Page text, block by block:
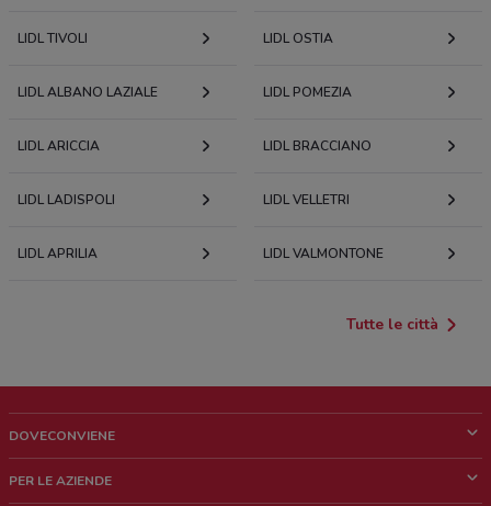
LIDL TIVOLI LIDL OSTIA
LIDL ALBANO LAZIALE LIDL POMEZIA
LIDL ARICCIA LIDL BRACCIANO
LIDL LADISPOLI LIDL VELLETRI
LIDL APRILIA LIDL VALMONTONE
Tutte le città
DOVECONVIENE
PER LE AZIENDE